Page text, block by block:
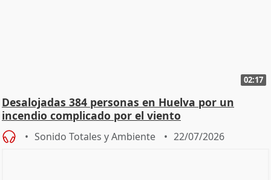
02:17
Desalojadas 384 personas en Huelva por un
incendio complicado por el viento
Sonido Totales y Ambiente 22/07/2026